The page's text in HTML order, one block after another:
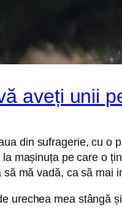
aveți unii
din sufragerie, cu o
mașinuța pe care o
mă vadă, ca să mai
urechea mea stângă